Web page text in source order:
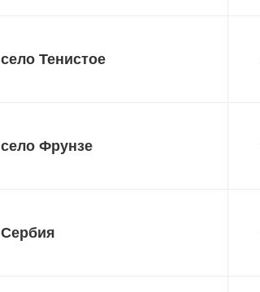
село Тенистое
село Фрунзе
Сербия